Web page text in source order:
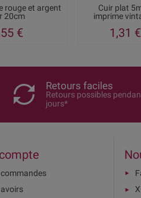
rouge et argent
20cm
€
Cuir plat
imprime
1,31 €
Retours faciles
Retours possibles
jours*